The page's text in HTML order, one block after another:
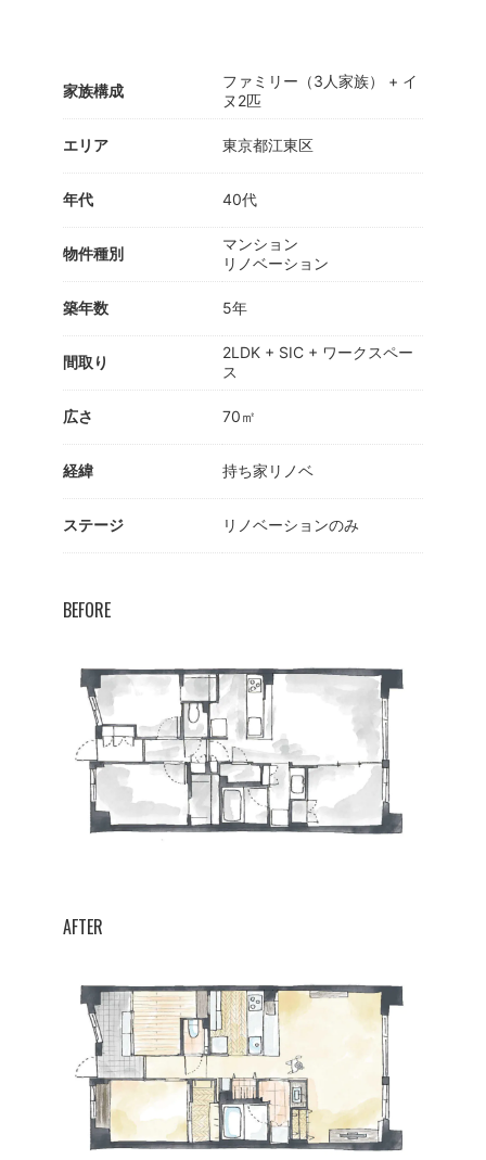
家族構成
ファミリー（3人家族） + イ
ヌ2匹
エリア 東京都江東区
年代 40代
物件種別
マンション
リノベーション
築年数 5年
間取り
2LDK + SIC + ワークスペー
ス
広さ 70㎡
経緯 持ち家リノベ
ステージ リノベーションのみ
BEFORE
AFTER